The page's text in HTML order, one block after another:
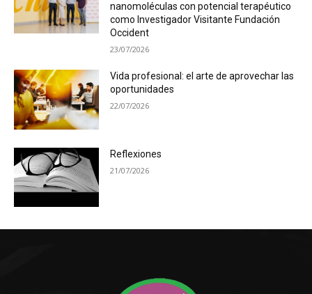
nanomoléculas con potencial terapéutico
como Investigador Visitante Fundación
Occident
23/07/2026
Vida profesional: el arte de aprovechar las
oportunidades
22/07/2026
Reflexiones
21/07/2026